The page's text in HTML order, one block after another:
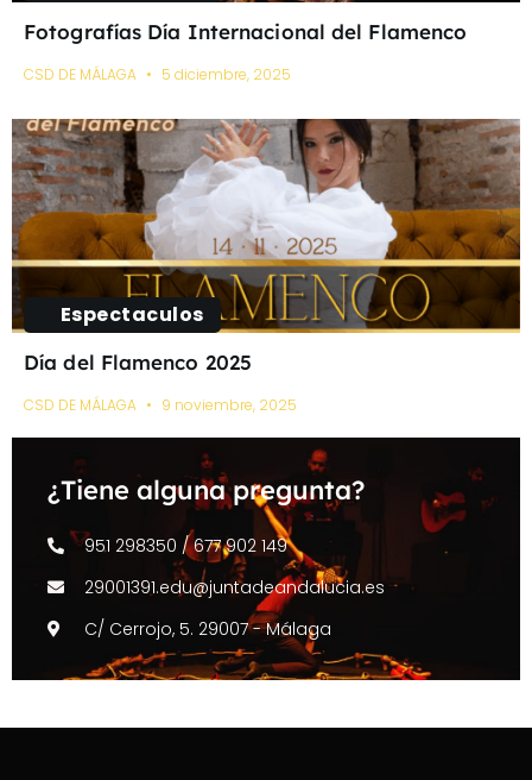
Fotografías Día Internacional del Flamenco
CSD DE MÁLAGA 5 diciembre, 2025
Espectaculos
Día del Flamenco 2025
CSD DE MÁLAGA 9 noviembre, 2025
¿Tiene alguna pregunta?
951 298350 / 677 902 149
29001391.edu@juntadeandalucia.es
C/ Cerrojo, 5. 29007 - Málaga